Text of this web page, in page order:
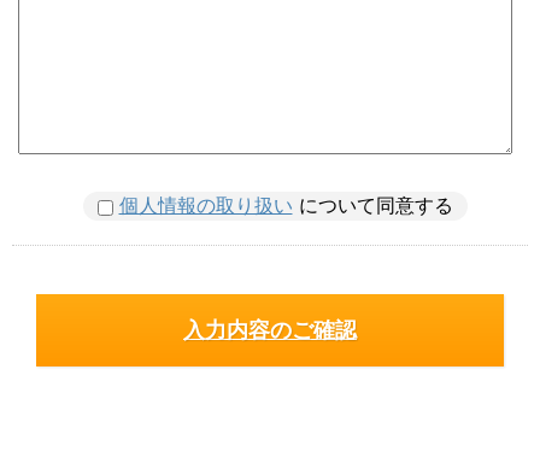
個人情報の取り扱い について同意する